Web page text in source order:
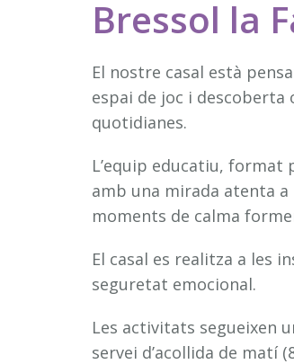
Bressol la
El nostre casal està
espai de joc i
quotidianes.
L’equip educatiu,
amb una mirada atenta a
moments de calma
El casal es realitza a les
seguretat emocional.
Les activitats segueixen
servei d’acollida de matí